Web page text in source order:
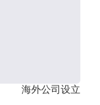
海外公司设立